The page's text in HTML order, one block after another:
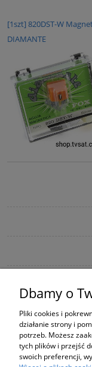
[1szt] 820DST-W
DIAMANTE
PODANE CENY
Using the store
Dbamy o
Pliki cookies i
działanie strony i
potrzeb. Możesz
tych plików i przejść
swoich preferencji,